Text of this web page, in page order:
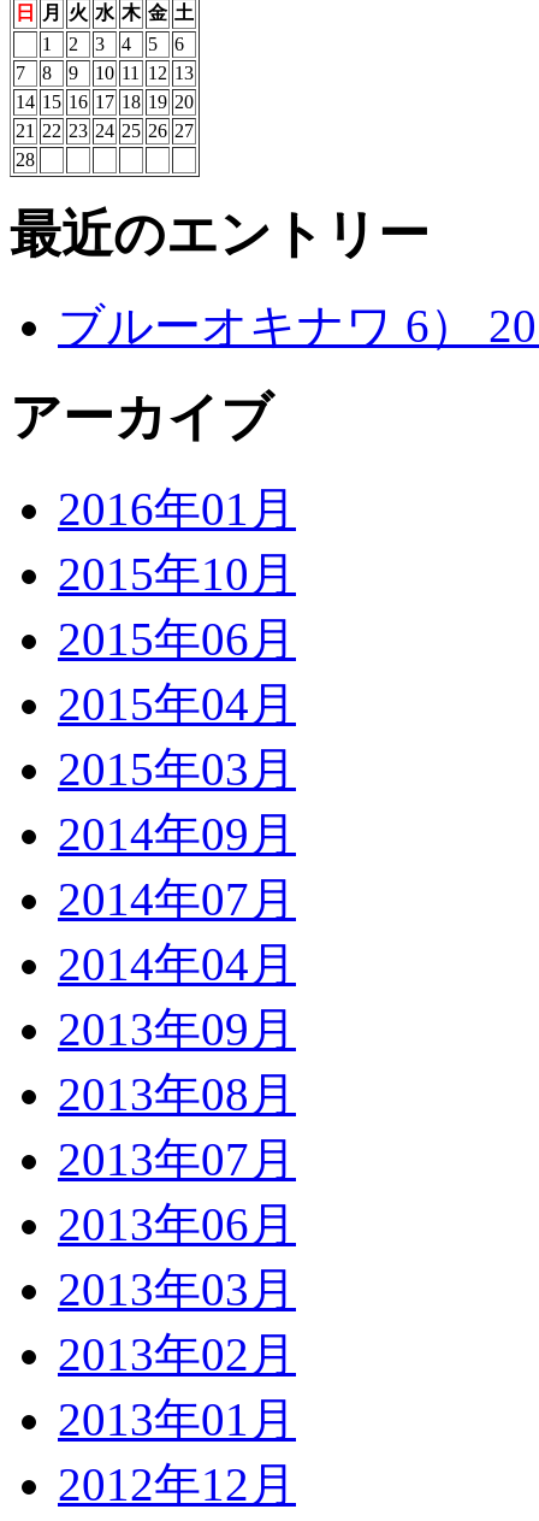
日
月 火 水 木 金 土
1
2 3 4 5
6
7
8 9 10 11 12 13
14 15 16 17 18 19 20
21 22 23 24 25 26 27
28
最近のエントリー
ブルーオキナワ 6）
アーカイブ
2016年01月
2015年10月
2015年06月
2015年04月
2015年03月
2014年09月
2014年07月
2014年04月
2013年09月
2013年08月
2013年07月
2013年06月
2013年03月
2013年02月
2013年01月
2012年12月